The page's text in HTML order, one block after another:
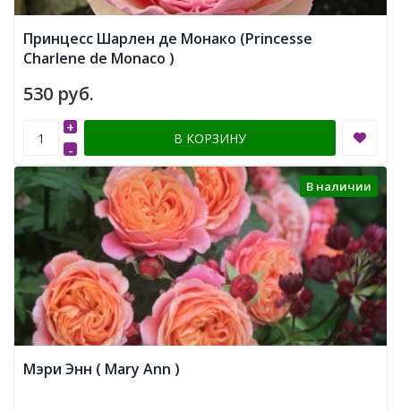
Принцесс Шарлен де Монако (Princesse
Charlene de Monaco )
530 руб.
-
+
В КОРЗИНУ
В наличии
Мэри Энн ( Mary Ann )